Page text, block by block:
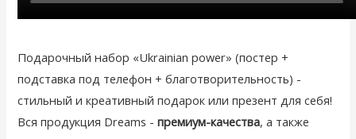
Подарочный набор «Ukrainian power» (постер +
подставка под телефон + благотворительность) -
стильный и креативный подарок или презент для себя!
Вся продукция Dreams -премиум-качества, а также